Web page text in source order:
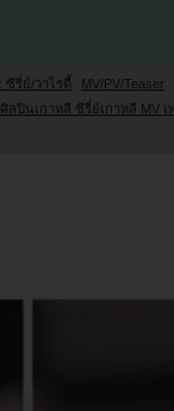
ซีรี่ย์/วาไรตี้
MV/PV/Teaser
ลปินเกาหลี ซีรี่ย์เกาหลี MV